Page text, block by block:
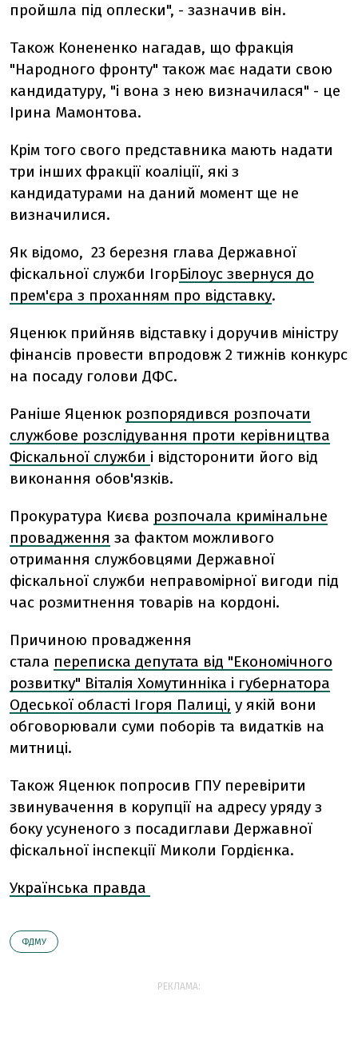
пройшла під оплески", - зазначив він.
Також Конененко нагадав, що фракція
"Народного фронту" також має надати свою
кандидатуру, "і вона з нею визначилася" - це
Ірина Мамонтова.
Крім того свого представника мають надати
три інших фракції коаліції, які з
кандидатурами на даний момент ще не
визначилися.
Як відомо, 23 березня глава Державної
фіскальної служби ІгорБілоус звернуся до
прем'єра з проханням про відставку.
Яценюк прийняв відставку і доручив міністру
фінансів провести впродовж 2 тижнів конкурс
на посаду голови ДФС.
Раніше Яценюк розпорядився розпочати
службове розслідування проти керівництва
Фіскальної служби і відсторонити його від
виконання обов'язків.
Прокуратура Києва розпочала кримінальне
провадження за фактом можливого
отримання службовцями Державної
фіскальної служби неправомірної вигоди під
час розмитнення товарів на кордоні.
Причиною провадження
стала переписка депутата від "Економічного
розвитку" Віталія Хомутинніка і губернатора
Одеської області Ігоря Палиці, у якій вони
обговорювали суми поборів та видатків на
митниці.
Також Яценюк попросив ГПУ перевірити
звинувачення в корупції на адресу уряду з
боку усуненого з посадиглави Державної
фіскальної інспекції Миколи Гордієнка.
Українська правда
ФДМУ
РЕКЛАМА: